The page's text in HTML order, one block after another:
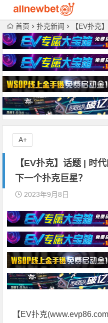
首页 扑克新闻 【EV扑克】话
【EV扑克】话题 | 时
下一个扑克巨星？
2023年9月8日
【EV扑克(
A+